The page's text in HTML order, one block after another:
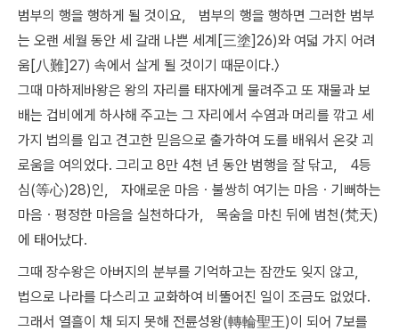
범부의 행을 행하게 될 것이요， 범부의 행을 행하면 그러한 범부
는 오랜 세월 동안 세 갈래 나쁜 세계[三塗]26)와 여덟 가지 어려
움[八難]27) 속에서 살게 될 것이기 때문이다.〉
그때 마하제바왕은 왕의 자리를 태자에게 물려주고 또 재물과 보
배는 겁비에게 하사해 주고는 그 자리에서 수염과 머리를 깎고 세
가지 법의를 입고 견고한 믿음으로 출가하여 도를 배워서 온갖 괴
로움을 여의었다. 그리고 8만 4천 년 동안 범행을 잘 닦고， 4등
심(等心)28)인， 자애로운 마음ㆍ불쌍히 여기는 마음ㆍ기뻐하는
마음ㆍ평정한 마음을 실천하다가， 목숨을 마친 뒤에 범천(梵天)
에 태어났다.
그때 장수왕은 아버지의 분부를 기억하고는 잠깐도 잊지 않고，
법으로 나라를 다스리고 교화하여 비뚤어진 일이 조금도 없었다.
그래서 열흘이 채 되지 못해 전륜성왕(轉輪聖王)이 되어 7보를